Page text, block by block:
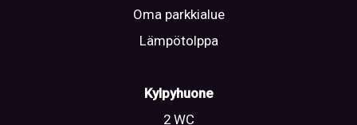
Oma parkkialue
Lämpötolppa
Kylpyhuone
2 WC